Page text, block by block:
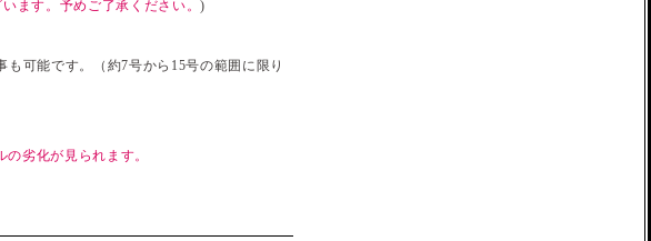
ます。予めご了承ください。)
可能です。（約7号から15号の範囲に限り
劣化が見られます。